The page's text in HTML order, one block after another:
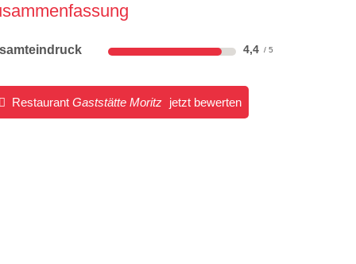
4,4
RestaurantGaststätte Moritz jetzt bewerten